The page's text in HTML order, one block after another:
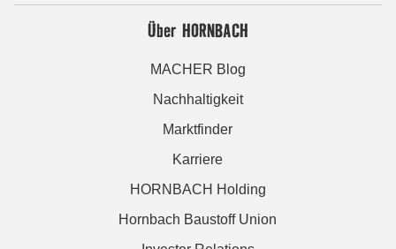
Über HORNBACH
MACHER Blog
Nachhaltigkeit
Marktfinder
Karriere
HORNBACH Holding
Hornbach Baustoff Union